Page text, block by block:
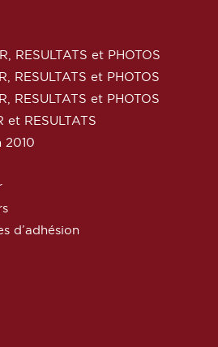
RESULTATS et PHOTOS
RESULTATS et PHOTOS
RESULTATS et PHOTOS
et RESULTATS
2010
d’adhésion